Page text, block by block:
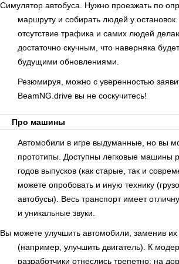
Симулятор автобуса. Нужно проезжать по
маршруту и собирать людей у
отсутствие трафика и самих людей
достаточно скучным, что наверняка
будущими обновлениями.
Резюмируя, можно с уверенностью
BeamNG.drive вы не соскучитесь!
Про машины
Автомобили в игре выдуманные, но вы
прототипы. Доступны легковые машины
годов выпусков (как старые, так и
можете опробовать и иную технику
автобусы). Весь транспорт имеет
и уникальные звуки.
Вы можете улучшить автомобили, заменив их
(например, улучшить двигатель). К
разработчики отнеслись трепетно: на